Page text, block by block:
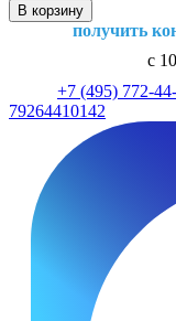
В корзину
получить
с
+7 (495) 772-
79264410142